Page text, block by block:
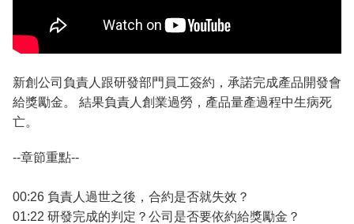
新創公司負責人跟研發部門員工簽約，承諾完成產品開發會
給獎勵金。 結果負責人創業過勞，產品量產過程中生病死
亡。
--章節重點--
00:26 負責人過世之後，合約是否就失效？
01:22 研發完成的判定？公司是否要依約給獎勵金？